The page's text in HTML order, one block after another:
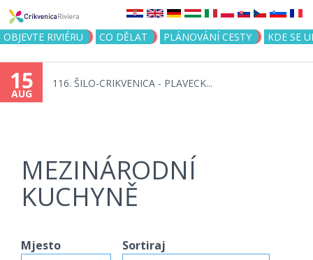
Jump to navigation
OBJEVTE RIVIÉRU CO DĚLAT PLÁNOVÁNÍ CESTY KDE SE
15
AUG
116. ŠILO-CRIKVENICA - PLAVECK...
MEZINÁRODNÍ
KUCHYNĚ
Mjesto Sortiraj